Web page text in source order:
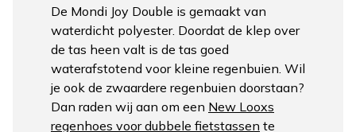
De Mondi Joy Double is gemaakt van
waterdicht polyester. Doordat de klep over
de tas heen valt is de tas goed
waterafstotend voor kleine regenbuien. Wil
je ook de zwaardere regenbuien doorstaan?
Dan raden wij aan om een New Looxs
regenhoes voor dubbele fietstassen te